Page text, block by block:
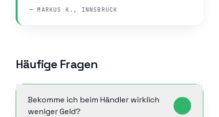
— MARKUS K., INNSBRUCK
Häufige Fragen
Bekomme ich beim Händler wirklich
weniger Geld?